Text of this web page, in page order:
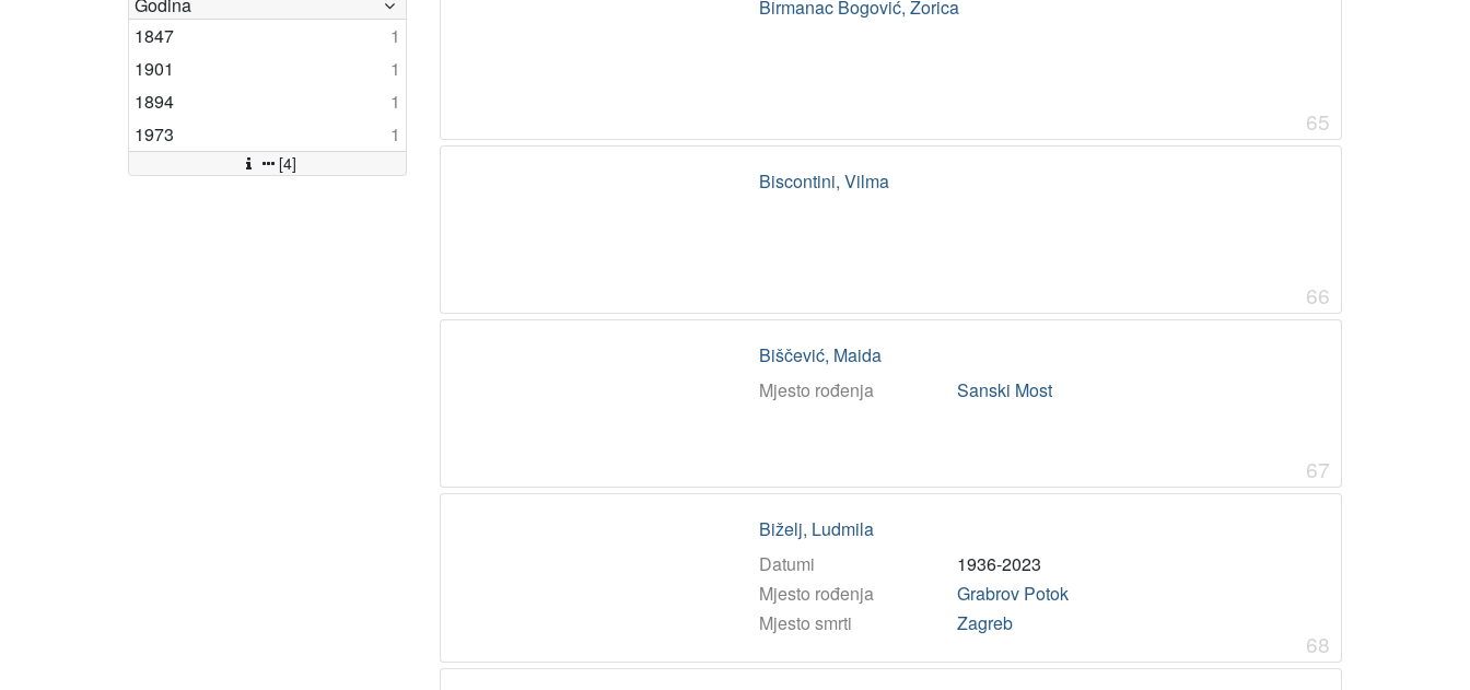
1847
1
1901
1
1894
1
1973
1
[4]
Birmanac Bogović, Zorica
65
Biscontini, Vilma
66
Biščević, Maida
Mjesto rođenja
Sanski Most
67
Biželj, Ludmila
Datumi
1936-2023
Mjesto rođenja
Grabrov Potok
Mjesto smrti
Zagreb
68